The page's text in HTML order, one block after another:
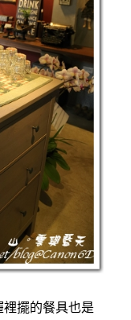
擺的餐具也是